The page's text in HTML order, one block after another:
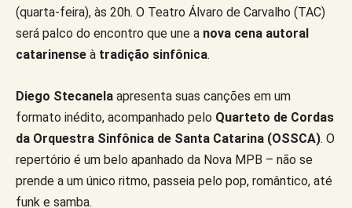
(quarta-feira), às 20h. O Teatro Álvaro de Carvalho (TAC)
será palco do encontro que une a nova cena autoral
catarinense à tradição sinfônica.
Diego Stecanela apresenta suas canções em um
formato inédito, acompanhado pelo Quarteto de Cordas
da Orquestra Sinfônica de Santa Catarina (OSSCA). O
repertório é um belo apanhado da Nova MPB – não se
prende a um único ritmo, passeia pelo pop, romântico, até
funk e samba.